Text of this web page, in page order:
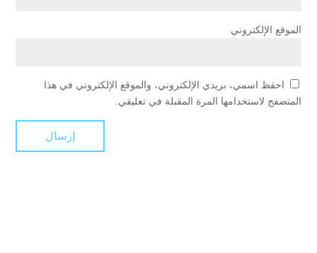
الموقع الإلكتروني
احفظ اسمي، بريدي الإلكتروني، والموقع الإلكتروني في هذا
المتصفح لاستخدامها المرة المقبلة في تعليقي.